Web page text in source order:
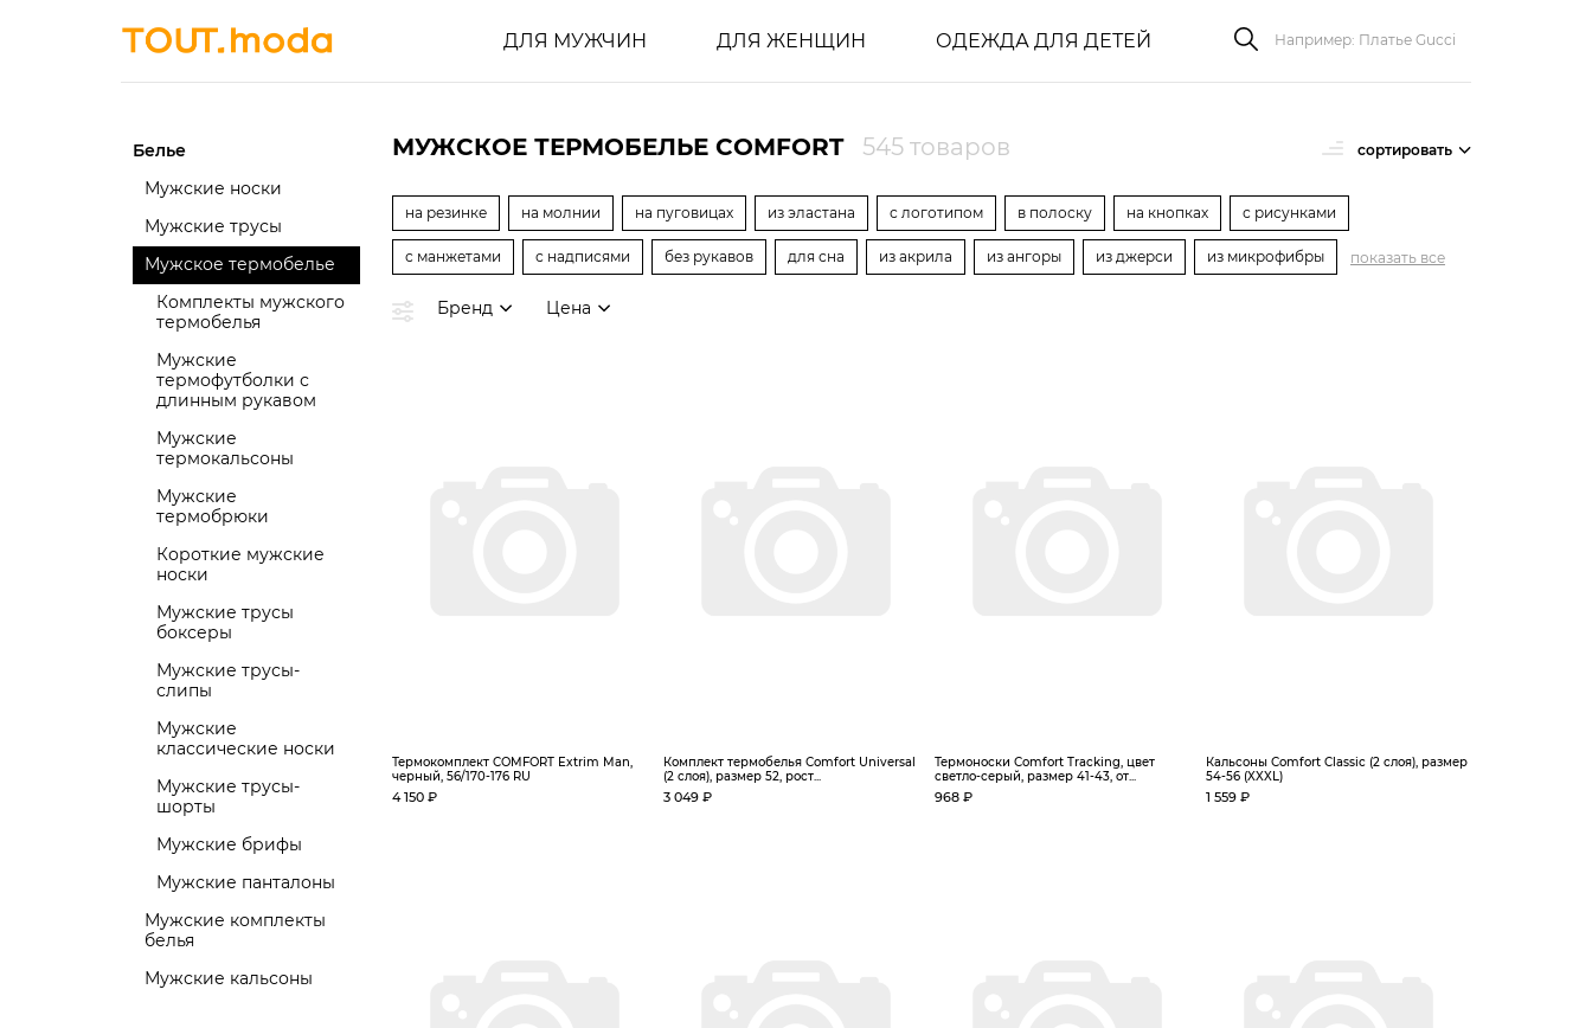
ДЛЯ МУЖЧИН ДЛЯ ЖЕНЩИН ОДЕЖДА ДЛЯ ДЕТЕЙ
Белье
Мужские носки
Мужские трусы
Мужское термобелье
Комплекты мужского
термобелья
Мужские
термофутболки с
длинным рукавом
Мужские
термокальсоны
Мужские
термобрюки
Короткие мужские
носки
Мужские трусы
боксеры
Мужские трусы-
слипы
Мужские
классические носки
Мужские трусы-
шорты
Мужские брифы
Мужские панталоны
Мужские комплекты
белья
Мужские кальсоны
МУЖСКОЕ ТЕРМОБЕЛЬЕ COMFORT 545 товаров сортировать
на резинке на молнии на пуговицах из эластана с логотипом в полоску на кнопках с рисунками
с манжетами с надписями без рукавов для сна из акрила из ангоры из джерси из микрофибры показать все
Бренд Цена
Термокомплект COMFORT Extrim Man,
черный, 56/170-176 RU
4 150 ₽
Комплект термобелья Сomfort Universal
(2 слоя), размер 52, рост...
3 049 ₽
Термоноски Сomfort Tracking, цвет
светло-серый, размер 41-43, от...
968 ₽
Кальсоны Сomfort Classic (2 слоя), размер
54-56 (XXXL)
1 559 ₽